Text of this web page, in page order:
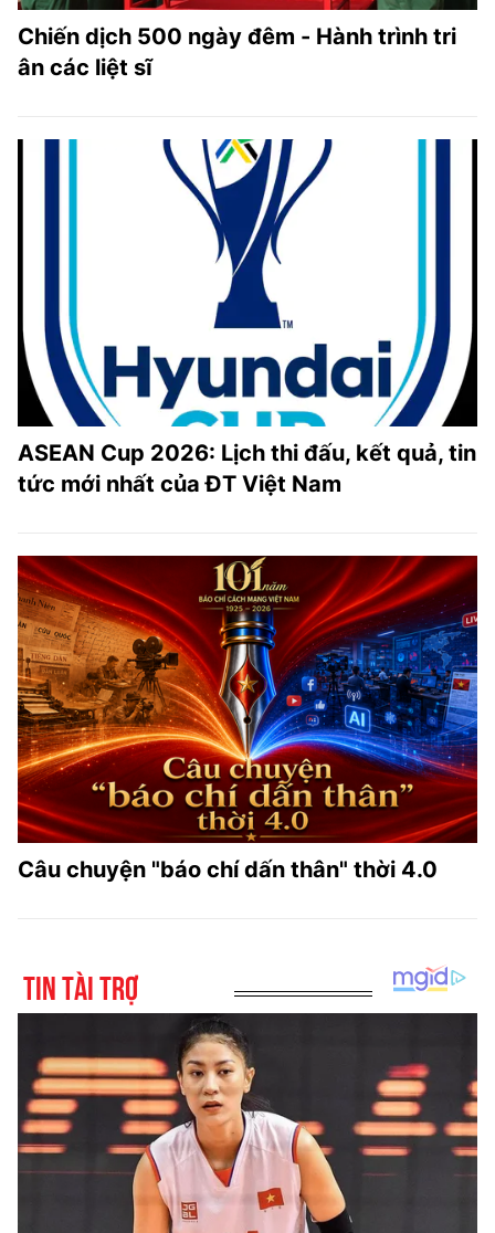
Chiến dịch 500 ngày đêm - Hành trình tri
ân các liệt sĩ
ASEAN Cup 2026: Lịch thi đấu, kết quả, tin
tức mới nhất của ĐT Việt Nam
Câu chuyện "báo chí dấn thân" thời 4.0